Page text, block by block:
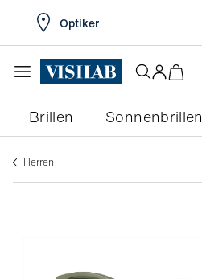
Optiker
Brillen Sonnenbrillen
herren